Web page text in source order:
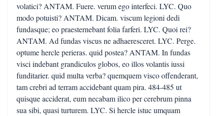
volatici? ANTAM. Fuere. verum ego interfeci. LYC. Quo
modo potuisti? ANTAM. Dicam. viscum legioni dedi
fundasque; eo praesternebant folia farferi. LYC. Quoi rei?
ANTAM. Ad fundas viscus ne adhaeresceret. LYC. Perge.
optume hercle perieras. quid postea? ANTAM. In fundas
visci indebant grandiculos globos, eo illos volantis iussi
funditarier. quid multa verba? quemquem visco offenderant,
tam crebri ad terram accidebant quam pira. 484-485 ut
quisque acciderat, eum necabam ilico per cerebrum pinna
sua sibi, quasi turturem. LYC. Si hercle istuc umquam